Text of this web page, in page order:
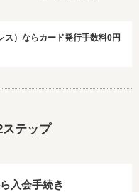
ス）ならカード発行手数料0円
ステップ
入会手続き